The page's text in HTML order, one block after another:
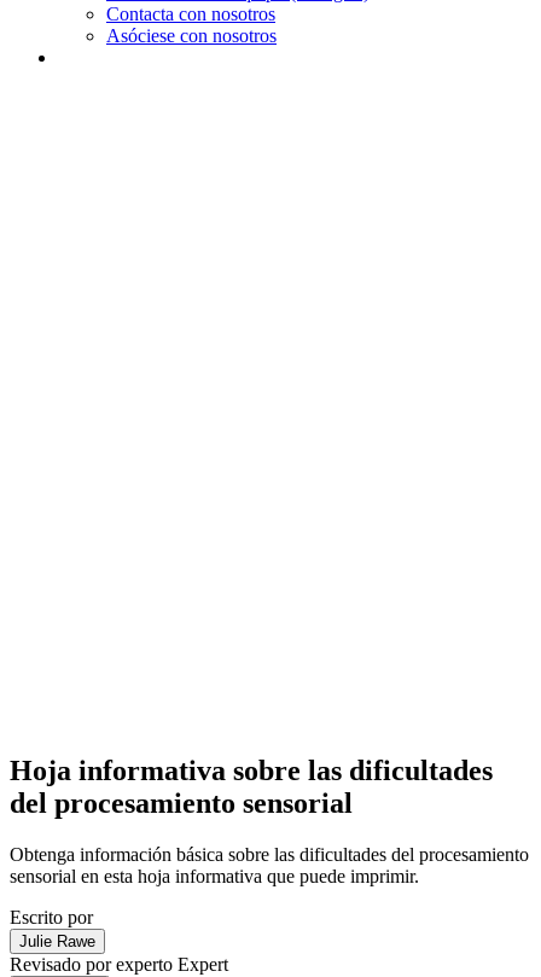
Contacta con nosotros
Asóciese con nosotros
Hoja informativa sobre las dificultades
del procesamiento sensorial
Obtenga información básica sobre las dificultades del procesamiento
sensorial en esta hoja informativa que puede imprimir.
Escrito por
Julie Rawe
Revisado por experto Expert